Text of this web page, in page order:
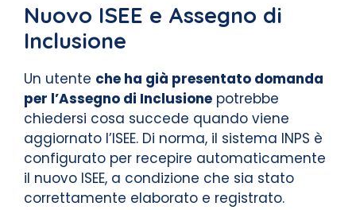
Nuovo ISEE e Assegno di
Inclusione
Un utente che ha già presentato domanda
per l’Assegno di Inclusione potrebbe
chiedersi cosa succede quando viene
aggiornato l’ISEE. Di norma, il sistema INPS è
configurato per recepire automaticamente
il nuovo ISEE, a condizione che sia stato
correttamente elaborato e registrato.